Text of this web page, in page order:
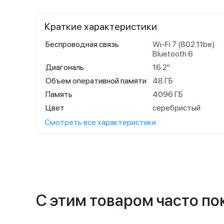
Краткие характеристики
Беспроводная связь
Wi-Fi 7 (802.11be)
Bluetooth 6
Диагональ
16.2"
Объем оперативной памяти
48 ГБ
Память
4096 ГБ
Цвет
серебристый
Смотреть все характеристики
С этим товаром часто